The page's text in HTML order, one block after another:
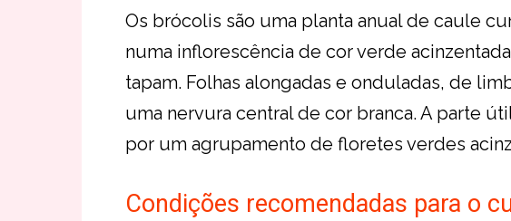
Os brócolis são uma planta anual de caule
numa inflorescência de cor verde
tapam. Folhas alongadas e onduladas, de
uma nervura central de cor branca. A parte
por um agrupamento de floretes verdes
Condições recomendadas para o